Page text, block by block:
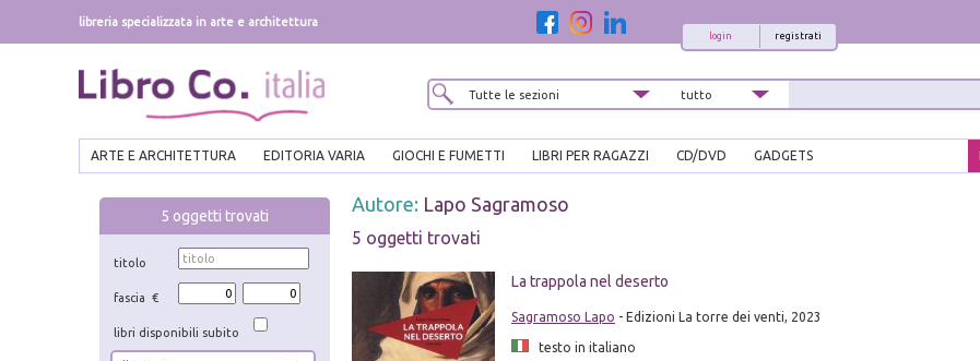
libreria specializzata in arte e architettura
registrati
login
ARTE E ARCHITETTURA EDITORIA VARIA GIOCHI E FUMETTI LIBRI PER RAGAZZI CD/DVD GADGETS
5 oggetti trovati
titolo
fascia €
libri disponibili subito
Autore: Lapo Sagramoso
5 oggetti trovati
La trappola nel deserto
Sagramoso Lapo - Edizioni La torre dei venti, 2023
testo in italiano